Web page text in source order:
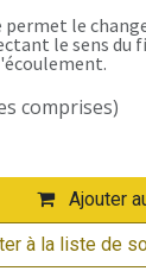
permet le
le sens du
comprises)
Ajouter
à la liste de